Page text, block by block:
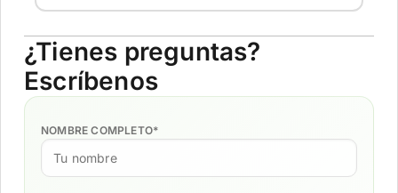
¿Tienes preguntas?
Escríbenos
NOMBRE COMPLETO*